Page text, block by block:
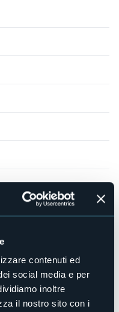
contenuti ed
social media e per
inoltre
il nostro sito con i